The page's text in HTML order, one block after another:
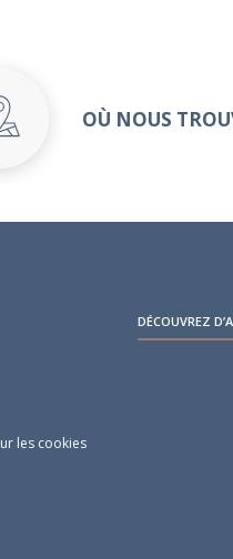
OÙ NOUS
les cookies
DÉCOUVREZ